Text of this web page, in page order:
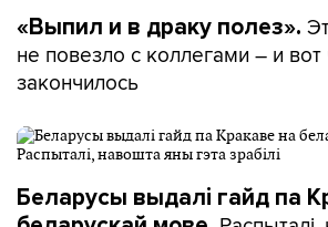
«Выпил и в драку полез».
не повезло с коллегами – и
закончилось
Беларусы выдалі гайд па